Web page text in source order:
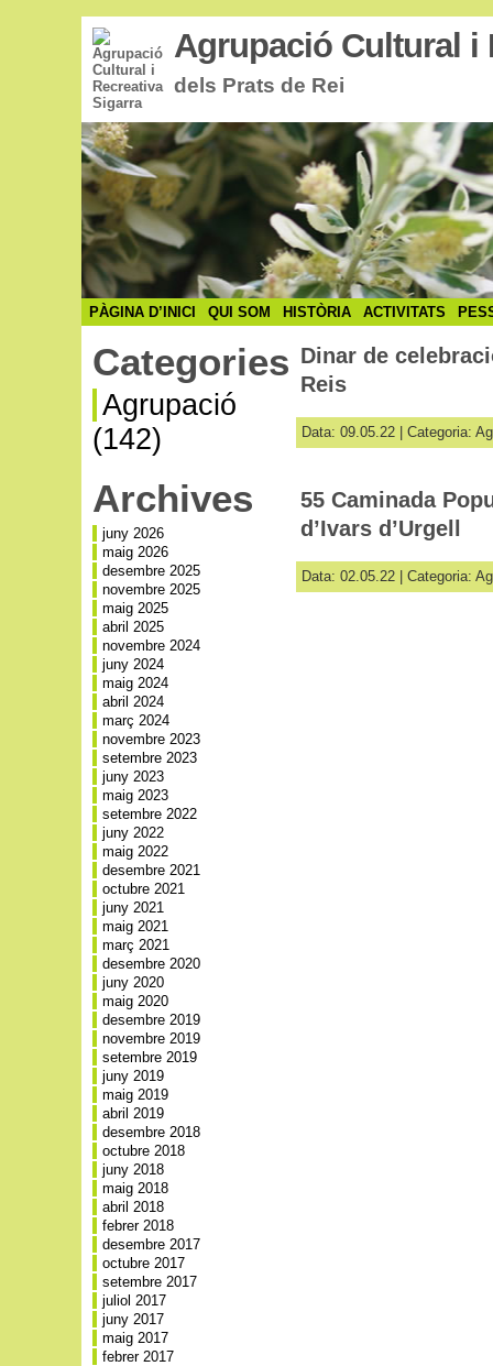
Agrupació Cultural i
dels Prats de Rei
PÀGINA D’INICI QUI SOM HISTÒRIA ACTIVITATS
Categories
Agrupació
(142)
Archives
juny 2026
maig 2026
desembre 2025
novembre 2025
maig 2025
abril 2025
novembre 2024
juny 2024
maig 2024
abril 2024
març 2024
novembre 2023
setembre 2023
juny 2023
maig 2023
setembre 2022
juny 2022
maig 2022
desembre 2021
octubre 2021
juny 2021
maig 2021
març 2021
desembre 2020
juny 2020
maig 2020
desembre 2019
novembre 2019
setembre 2019
juny 2019
maig 2019
abril 2019
desembre 2018
octubre 2018
juny 2018
maig 2018
abril 2018
febrer 2018
desembre 2017
octubre 2017
setembre 2017
juliol 2017
juny 2017
maig 2017
febrer 2017
Dinar de
Reis
Data: 09.05.22 | Categoria:
55 Caminada
d’Ivars d’Urgell
Data: 02.05.22 | Categoria: